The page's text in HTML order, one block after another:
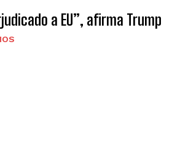
a EU”, afirma Trump